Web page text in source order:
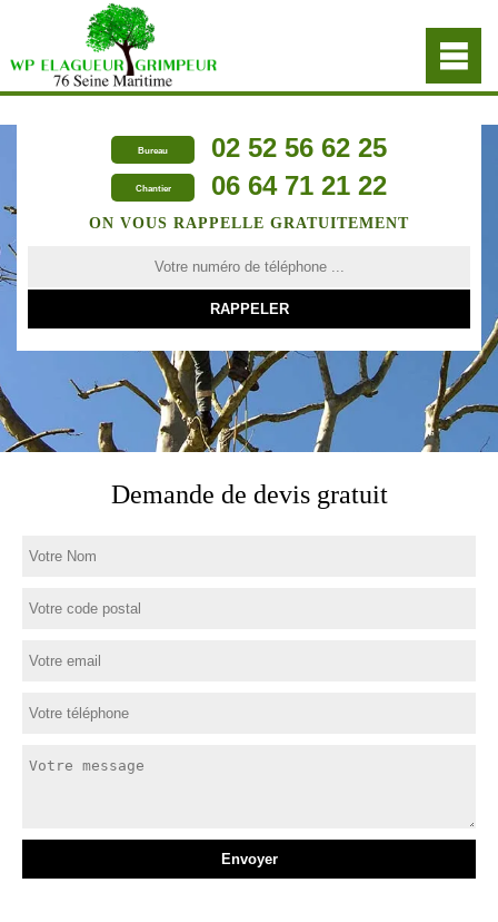
Bureau 02 52 56 62 25
Chantier 06 64 71 21 22
ON VOUS RAPPELLE GRATUITEMENT
Demande de devis gratuit